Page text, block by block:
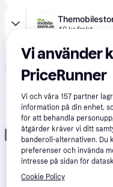
49 kr frakt
CDON 5.0(1)
Annons
Vi använder
PriceRunner
Vi och våra157 partner
information på din enhet,
för att behandla
åtgärder kräver vi ditt
banderoll-alternativen. Du
preferenser och invända
intresse på sidan för
Cookie Policy